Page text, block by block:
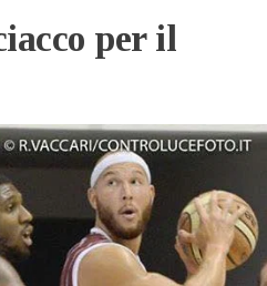
per il